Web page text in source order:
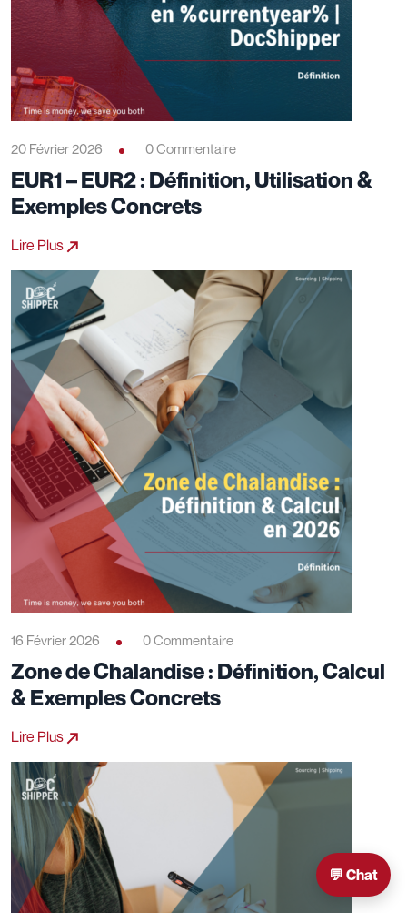
20 Février 2026 0 Commentaire
EUR1 – EUR2 : Définition, Utilisation &
Exemples Concrets
Lire Plus
16 Février 2026 0 Commentaire
Zone de Chalandise : Définition, Calcul
& Exemples Concrets
Lire Plus
💬 Chat